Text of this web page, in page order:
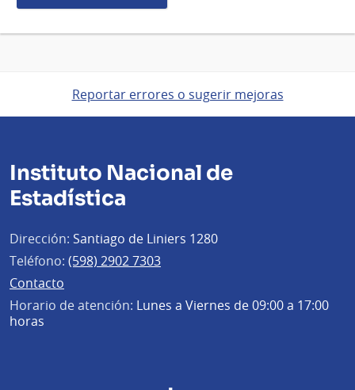
Reportar errores o sugerir mejoras
Instituto Nacional de
Estadística
Dirección: Santiago de Liniers 1280
Teléfono: (598) 2902 7303
Contacto
Horario de atención: Lunes a Viernes de 09:00 a 17:00
horas